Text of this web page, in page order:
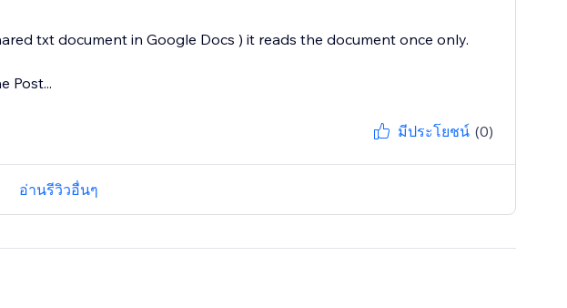
txt document in Google Docs ) it reads the document once only.
Post...
มีประโยชน์ (0)
อ่านรีวิวอื่นๆ